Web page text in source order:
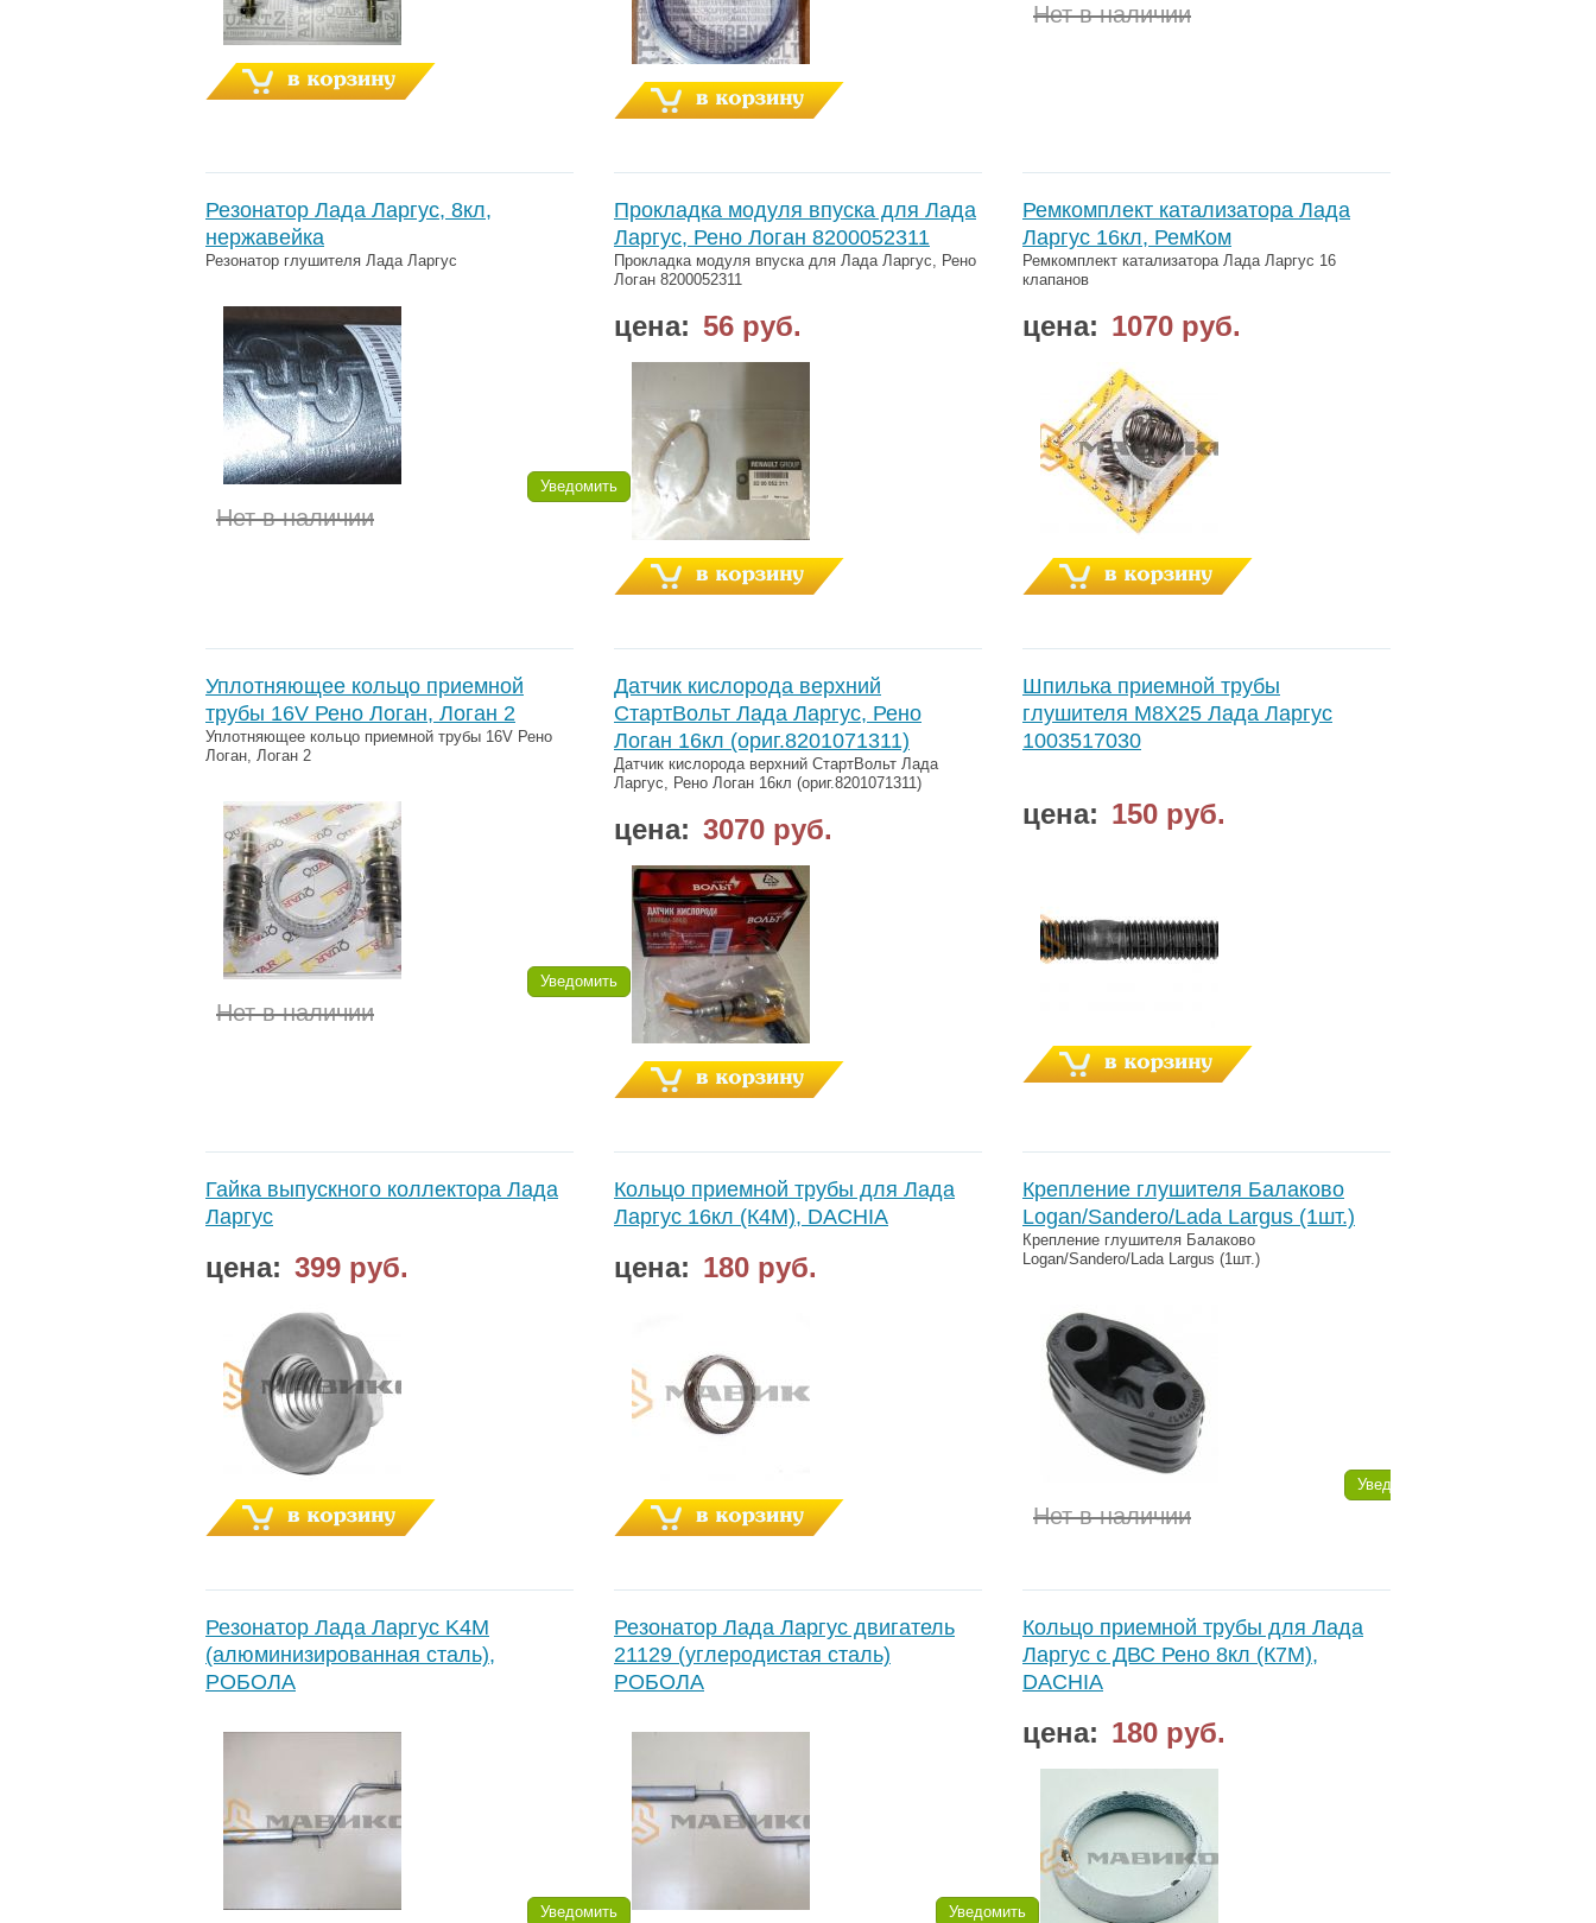
Нет в наличии
Резонатор Лада Ларгус, 8кл,
нержавейка
Резонатор глушителя Лада Ларгус
Нет в наличии
Уведомить
Прокладка модуля впуска для Лада
Ларгус, Рено Логан 8200052311
Прокладка модуля впуска для Лада Ларгус, Рено
Логан 8200052311
цена: 56 руб.
Ремкомплект катализатора Лада
Ларгус 16кл, РемКом
Ремкомплект катализатора Лада Ларгус 16
клапанов
цена: 1070 руб.
Уплотняющее кольцо приемной
трубы 16V Рено Логан, Логан 2
Уплотняющее кольцо приемной трубы 16V Рено
Логан, Логан 2
Нет в наличии
Уведомить
Датчик кислорода верхний
СтартВольт Лада Ларгус, Рено
Логан 16кл (ориг.8201071311)
Датчик кислорода верхний СтартВольт Лада
Ларгус, Рено Логан 16кл (ориг.8201071311)
цена: 3070 руб.
Шпилька приемной трубы
глушителя М8Х25 Лада Ларгус
1003517030
цена: 150 руб.
Гайка выпускного коллектора Лада
Ларгус
цена: 399 руб.
Кольцо приемной трубы для Лада
Ларгус 16кл (К4М), DACHIA
цена: 180 руб.
Крепление глушителя Балаково
Logan/Sandero/Lada Largus (1шт.)
Крепление глушителя Балаково
Logan/Sandero/Lada Largus (1шт.)
Нет в наличии
Уведомить
Резонатор Лада Ларгус K4M
(алюминизированная сталь),
РОБОЛА
Уведомить
Резонатор Лада Ларгус двигатель
21129 (углеродистая сталь)
РОБОЛА
Уведомить
Кольцо приемной трубы для Лада
Ларгус с ДВС Рено 8кл (К7М),
DACHIA
цена: 180 руб.